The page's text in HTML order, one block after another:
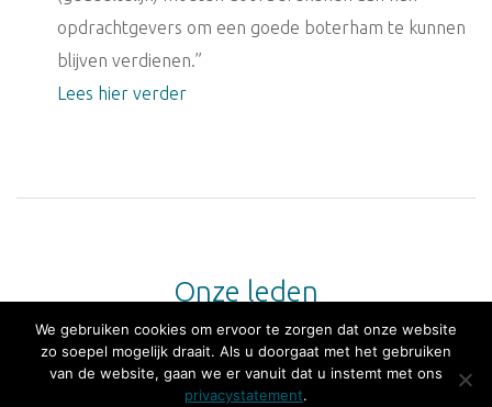
opdrachtgevers om een goede boterham te kunnen
blijven verdienen.”
Lees hier verder
Onze leden
We gebruiken cookies om ervoor te zorgen dat onze website
zo soepel mogelijk draait. Als u doorgaat met het gebruiken
van de website, gaan we er vanuit dat u instemt met ons
privacystatement.